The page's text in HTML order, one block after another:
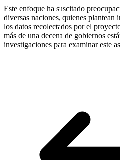
Este enfoque ha suscitado
diversas naciones, quienes plantean
los datos recolectados por el
más de una decena de gobiernos
investigaciones para examinar este